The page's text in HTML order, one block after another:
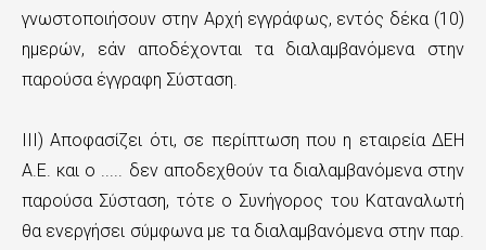
γνωστοποιήσουν στην Αρχή εγγράφως, εντός δέκα (10)
ημερών, εάν αποδέχονται τα διαλαμβανόμενα στην
παρούσα έγγραφη Σύσταση.
ΙΙΙ) Αποφασίζει ότι, σε περίπτωση που η εταιρεία ΔΕΗ
Α.Ε. και ο ..... δεν αποδεχθούν τα διαλαμβανόμενα στην
παρούσα Σύσταση, τότε ο Συνήγορος του Καταναλωτή
θα ενεργήσει σύμφωνα με τα διαλαμβανόμενα στην παρ.